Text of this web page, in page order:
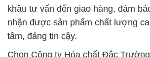
chọn đúng đắn cho nhu cầu hóa
Chúng tôi không chỉ mang đến sản
lượng mà còn cam kết đóng góp
bảo vệ môi trường. Hãy để chúng